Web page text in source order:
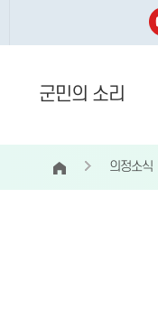
군민의 소리
의정소식